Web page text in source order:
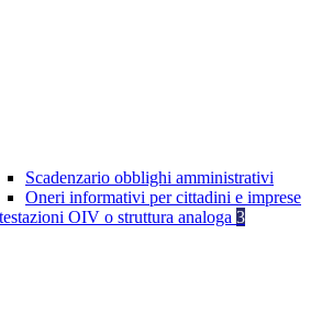
Scadenzario obblighi amministrativi
Oneri informativi per cittadini e imprese
OIV o struttura analoga 3